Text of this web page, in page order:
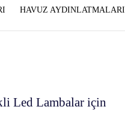
HAVUZ AYDINLATMALARI
Led Lambalar için